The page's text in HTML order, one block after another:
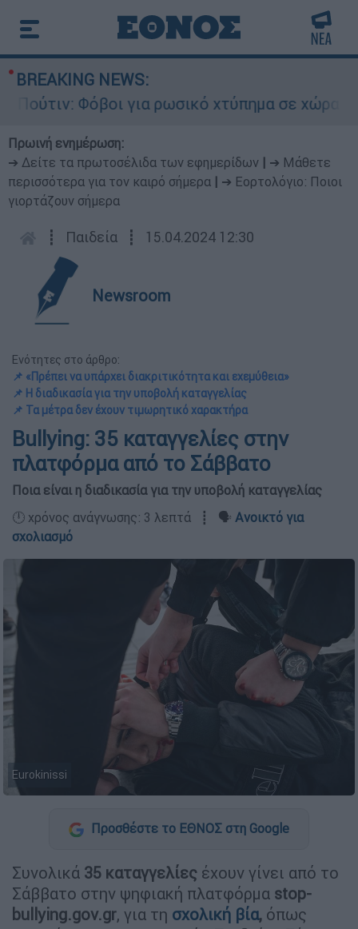
BREAKING NEWS:
Φόβοι για ρωσικό χτύπημα σε χώρα του
Πρωινή ενημέρωση:
➔ Δείτε τα πρωτοσέλιδα των εφημερίδων
➔ Μάθετε
περισσότερα για τον καιρό σήμερα
➔ Εορτολόγιο: Ποιοι
γιορτάζουν σήμερα
┋ Παιδεία ┋ 15.04.2024 12:30
Newsroom
Ενότητες στο άρθρο:
📌 «Πρέπει να υπάρχει διακριτικότητα και εχεμύθεια»
📌 H διαδικασία για την υποβολή καταγγελίας
📌 Τα μέτρα δεν έχουν τιμωρητικό χαρακτήρα
Bullying: 35 καταγγελίες στην
πλατφόρμα από το Σάββατο
Ποια είναι η διαδικασία για την υποβολή καταγγελίας
🕛 χρόνος ανάγνωσης: 3 λεπτά ┋ 🗣️ Ανοικτό για
σχολιασμό
Eurokinissi
Προσθέστε το ΕΘΝΟΣ στη Google
Συνολικά 35 καταγγελίες έχουν γίνει από το
Σάββατο στην ψηφιακή πλατφόρμα stop-
bullying.gov.gr, για τη σχολική βία, όπως